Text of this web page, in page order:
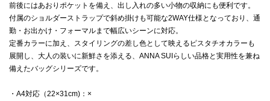
前後にはあおりポケットを備え、出し入れの多い小物の収納にも便利です。
付属のショルダーストラップで斜め掛けも可能な2WAY仕様となっており、通
勤・お出かけ・フォーマルまで幅広いシーンに対応。
定番カラーに加え、スタイリングの差し色として映えるピスタチオカラーも
展開し、大人の装いに新鮮さを添える、ANNA SUIらしい品格と実用性を兼ね
備えたバッグシリーズです。
・A4対応（22×31cm)：×